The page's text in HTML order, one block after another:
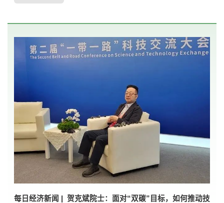
每日经济新闻 |  贺克斌院士：面对“双碳”目标，如何推动技